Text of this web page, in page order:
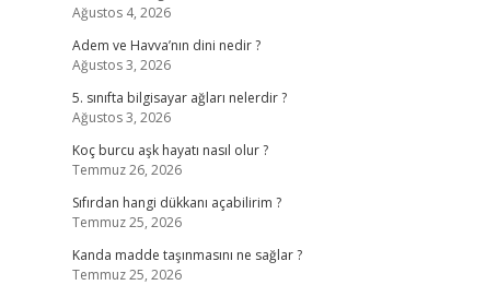
Ağustos 4, 2026
Adem ve Havva’nın dini nedir ?
Ağustos 3, 2026
5. sınıfta bilgisayar ağları nelerdir ?
Ağustos 3, 2026
Koç burcu aşk hayatı nasıl olur ?
Temmuz 26, 2026
Sıfırdan hangi dükkanı açabilirim ?
Temmuz 25, 2026
Kanda madde taşınmasını ne sağlar ?
Temmuz 25, 2026